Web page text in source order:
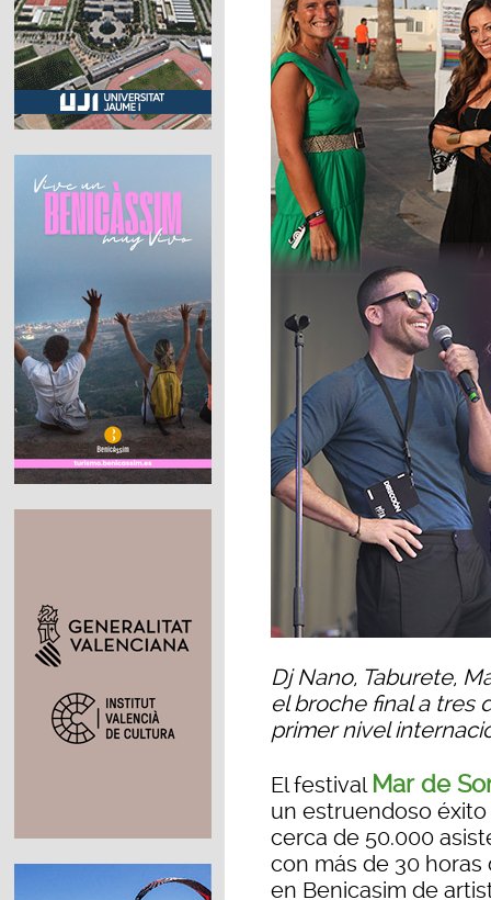
Dj Nano, Taburete,
el broche final a tres
primer nivel
El festival Mar de
un estruendoso
cerca de 50.000
con más de 30
en Benicasim de